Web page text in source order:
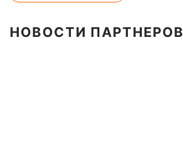
НОВОСТИ ПАРТНЕРОВ